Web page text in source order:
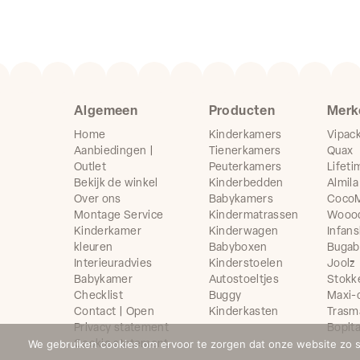
Algemeen
Home
Aanbiedingen |
Outlet
Bekijk de winkel
Over ons
Montage Service
Kinderkamer
kleuren
Interieuradvies
Babykamer
Checklist
Contact | Open
Privacy statement
Cookie statement
Producten
Kinderkamers
Tienerkamers
Peuterkamers
Kinderbedden
Babykamers
Kindermatrassen
Kinderwagen
Babyboxen
Kinderstoelen
Autostoeltjes
Buggy
Kinderkasten
Quax
Almila
Joolz
Maxi-
We gebruiken cookies om ervoor te zorgen dat onze website